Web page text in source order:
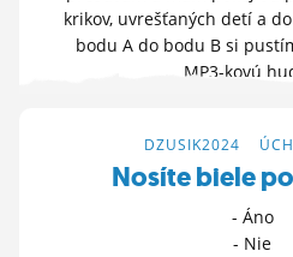
krikov, uvrešťaných detí a
bodu A do bodu B si
MP3-kovú
HLASUJ »
22. 4. 2025
DZUSIK2024
Nosíte biele
- Áno
- Nie